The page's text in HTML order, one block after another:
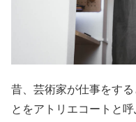
昔、芸術家が仕事をす
とをアトリエコートと